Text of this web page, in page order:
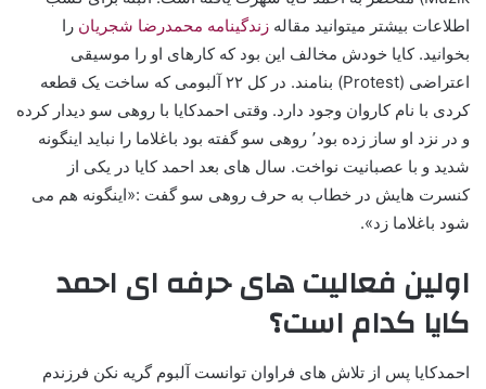
اطلاعات بیشتر میتوانید مقاله زندگینامه محمدرضا شجریان را
بخوانید. کایا خودش مخالف این بود که کارهای او را موسیقی
اعتراضی (Protest) بنامند. در کل ۲۲ آلبومی که ساخت یک قطعه
کردی با نام کاروان وجود دارد. وقتی احمدکایا با روهی سو دیدار کرده
و در نزد او ساز زده بود٬‌ روهی سو گفته بود باغلاما را نباید اینگونه
شدید و با عصبانیت نواخت. سال های بعد احمد کایا در یکی از
کنسرت هایش در خطاب به حرف روهی سو گفت :«اینگونه هم می
شود باغلاما زد».
اولین فعالیت های حرفه ای احمد
کایا کدام است؟
احمدکایا پس از تلاش های فراوان توانست آلبوم گریه نکن فرزندم